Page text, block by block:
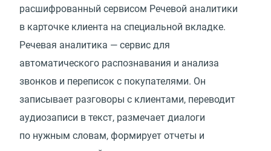
расшифрованный сервисом Речевой аналитики
в карточке клиента на специальной вкладке.
Речевая аналитика — сервис для
автоматического распознавания и анализа
звонков и переписок с покупателями. Он
записывает разговоры с клиентами, переводит
аудиозаписи в текст, размечает диалоги
по нужным словам, формирует отчеты и